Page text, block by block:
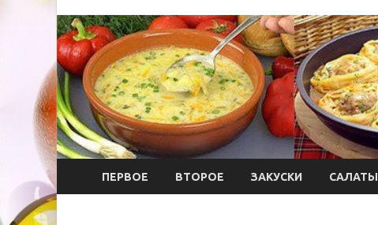
ПЕРВОЕ ВТОРОЕ ЗАКУСКИ САЛАТЫ